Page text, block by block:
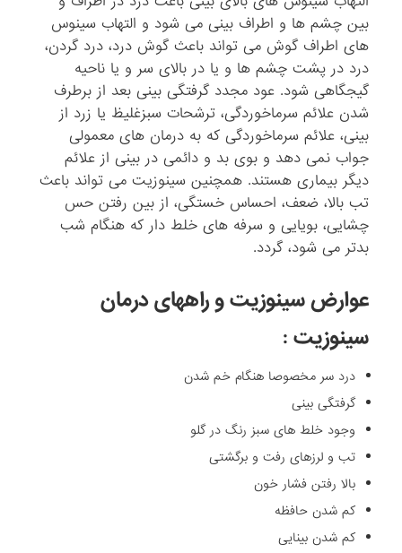
بین چشم ها و اطراف بینی می شود و التهاب سینوس
های اطراف گوش می تواند باعث گوش درد، درد گردن،
درد در پشت چشم ها و یا در بالای سر و یا ناحیه
گیجگاهی شود. عود مجدد گرفتگی بینی بعد از برطرف
شدن علائم سرماخوردگی، ترشحات سبزغلیظ یا زرد از
بینی، علائم سرماخوردگی که به درمان های معمولی
جواب نمی دهد و بوی بد و دائمی در بینی از علائم
دیگر بیماری هستند. همچنین سینوزیت می تواند باعث
تب بالا، ضعف، احساس خستگی، از بین رفتن حس
چشایی، بویایی و سرفه های خلط دار که هنگام شب
بدتر می شود، گردد.
عوارض سینوزیت و راههای درمان
سینوزیت :
درد سر مخصوصا هنگام خم شدن
گرفتگی بینی
وجود خلط های سبز رنگ در گلو
تب و لرزهای رفت و برگشتی
بالا رفتن فشار خون
کم شدن حافظه
کم شدن بینایی